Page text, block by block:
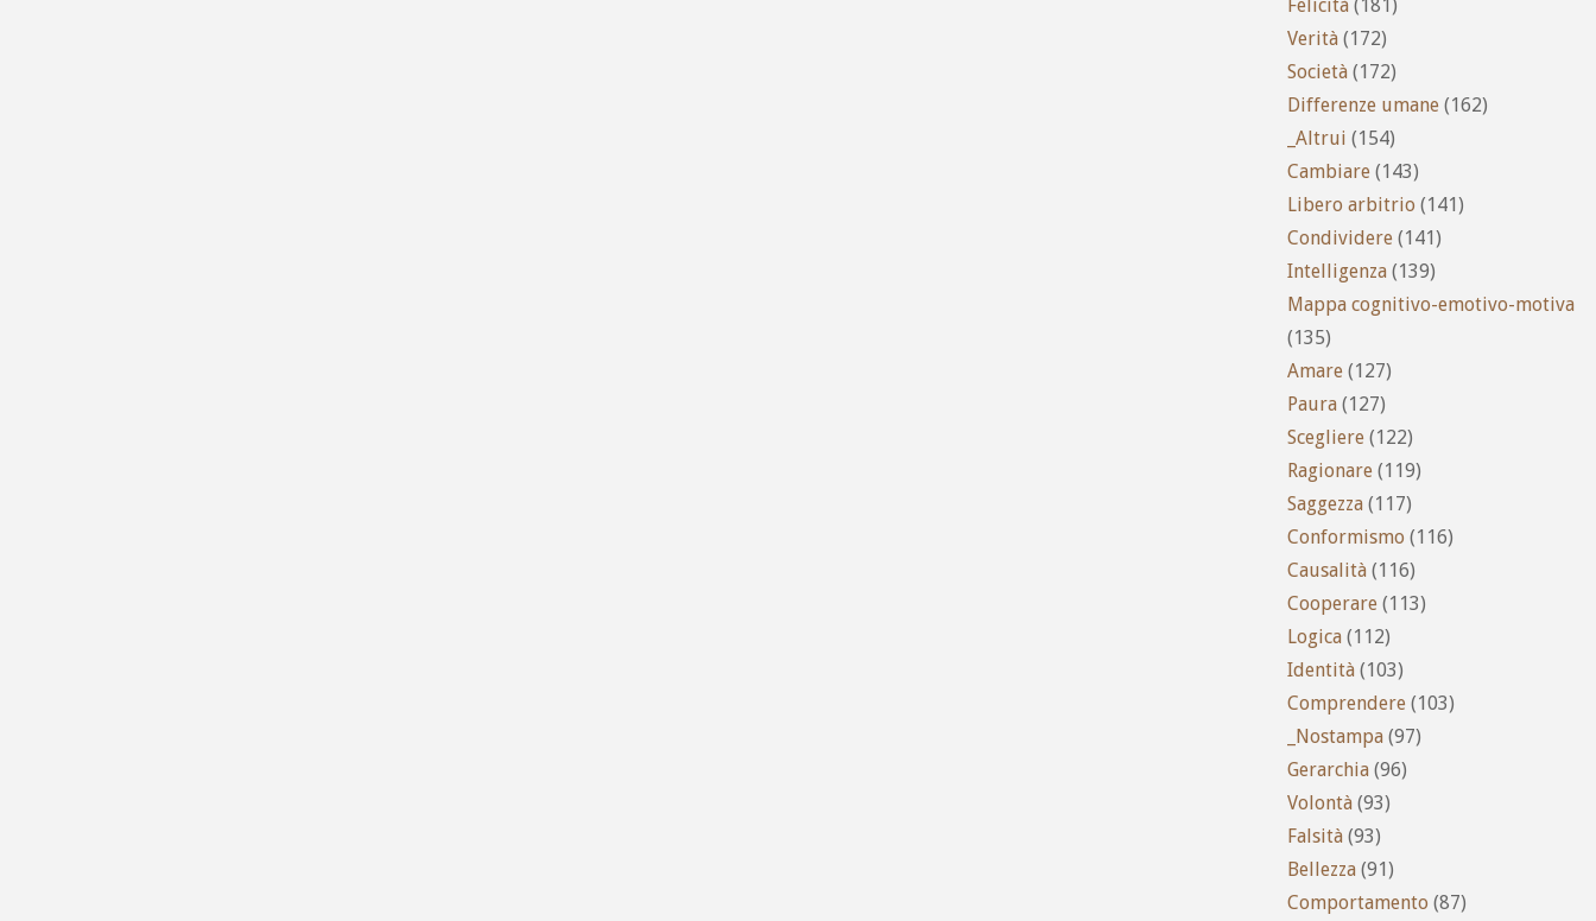
Felicità (181)
Verità (172)
Società (172)
Differenze umane (162)
_Altrui (154)
Cambiare (143)
Libero arbitrio (141)
Condividere (141)
Intelligenza (139)
Mappa cognitivo-emotivo-motiva
(135)
Amare (127)
Paura (127)
Scegliere (122)
Ragionare (119)
Saggezza (117)
Conformismo (116)
Causalità (116)
Cooperare (113)
Logica (112)
Identità (103)
Comprendere (103)
_Nostampa (97)
Gerarchia (96)
Volontà (93)
Falsità (93)
Bellezza (91)
Comportamento (87)